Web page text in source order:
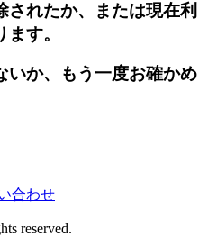
されたか、または現在利
す。
いか、もう一度お確かめ
合わせ
reserved.